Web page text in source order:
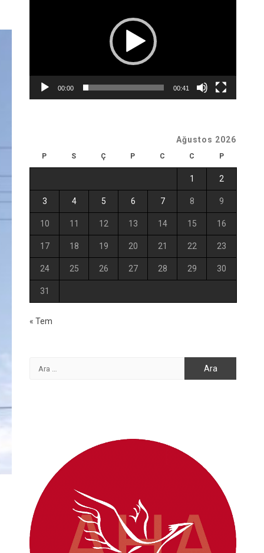
00:00 00:41
Ağustos 2026
P S Ç P C C P
1 2
3 4 5 6 7 8 9
10 11 12 13 14 15 16
17 18 19 20 21 22 23
24 25 26 27 28 29 30
31
« Tem